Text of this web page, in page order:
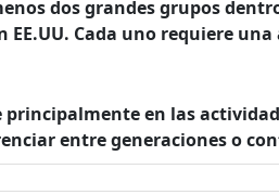
dos grandes grupos
Cada uno requiere
en las
entre generaciones o